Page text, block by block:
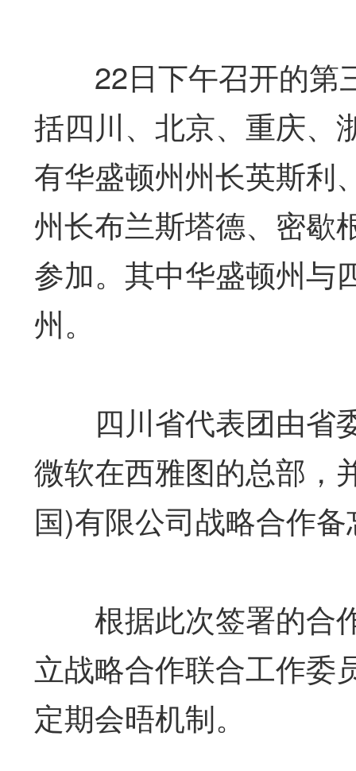
22日下午召开的第
括四川、北京、重庆、
有华盛顿州州长英斯利
州长布兰斯塔德、密歇
参加。其中华盛顿州与
州。
四川省代表团由省
微软在西雅图的总部，
国)有限公司战略合作
根据此次签署的合
立战略合作联合工作委
定期会晤机制。